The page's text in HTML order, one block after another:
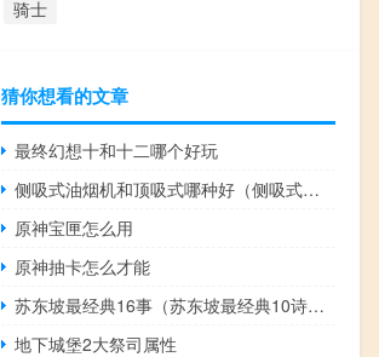
骑士
猜你想看的文章
最终幻想十和十二哪个好玩
侧吸式油烟机和顶吸式哪种好（侧吸式油烟机）
原神宝匣怎么用
原神抽卡怎么才能
苏东坡最经典16事（苏东坡最经典10诗词）
地下城堡2大祭司属性